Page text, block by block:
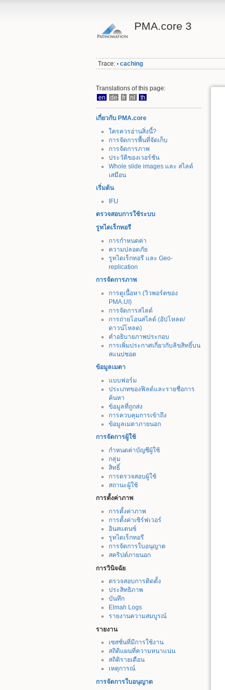
PMA.core 3
Trace: • caching
Translations of this page:
en
de fr nl th
เกี่ยวกับ PMA.core
ใครควรอ่านสิ่งนี้?
การจัดการพื้นที่จัดเก็บ
การจัดการภาพ
ประวัติของเวอร์ชัน
Whole slide images และ สไลด์
เสมือน
เริ่มต้น
IFU
ตรวจสอบการใช้ระบบ
รูทไดเร็กทอรี
การกำหนดค่า
ความปลอดภัย
รูทไดเร็กทอรี และ Geo-
replication
การจัดการภาพ
การดูเนื้อหา (วิวพอร์ตของ
PMA.UI)
การจัดการสไลด์
การถ่ายโอนสไลด์ (อัปโหลด/
ดาวน์โหลด)
คำอธิบายภาพประกอบ
การเพิ่มประกาศเกี่ยวกับลิขสิทธิ์บน
สแนปชอต
ข้อมูลเมตา
แบบฟอร์ม
ประเภทของฟิลด์และรายชื่อการ
ค้นหา
ข้อมูลที่ถูกส่ง
การควบคุมการเข้าถึง
ข้อมูลเมตาภายนอก
การจัดการผู้ใช้
กำหนดค่าบัญชีผู้ใช้
กลุ่ม
สิทธิ์
การตรวจสอบผู้ใช้
สถานะผู้ใช้
การตั้งค่าภาพ
การตั้งค่าภาพ
การตั้งค่าเซิร์ฟเวอร์
อินสแตนซ์
รูทไดเร็กทอรี
การจัดการใบอนุญาต
สคริปต์ภายนอก
การวินิจฉัย
ตรวจสอบการติดตั้ง
ประสิทธิภาพ
บันทึก
Elmah Logs
รายงานความสมบูรณ์
รายงาน
เซสชั่นที่มีการใช้งาน
สถิติแผนที่ความหนาแน่น
สถิติรายเดือน
เหตุการณ์
การจัดการใบอนุญาต